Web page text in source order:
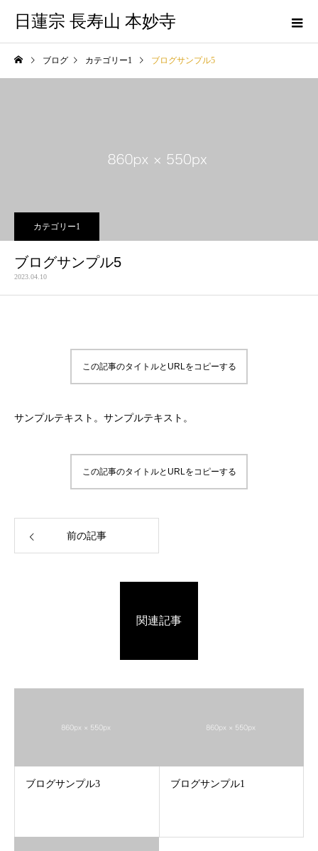
日蓮宗 長寿山 本妙寺
ブログ カテゴリー1 ブログサンプル5
カテゴリー1
ブログサンプル5
2023.04.10
この記事のタイトルとURLをコピーする
サンプルテキスト。サンプルテキスト。
この記事のタイトルとURLをコピーする
前の記事
関連記事
ブログサンプル3 ブログサンプル1